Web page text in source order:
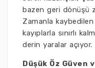
bazen geri dönüşü
Zamanla
kayıplarla sınırlı
derin yaralar açıyor.
Düşük Öz Güven